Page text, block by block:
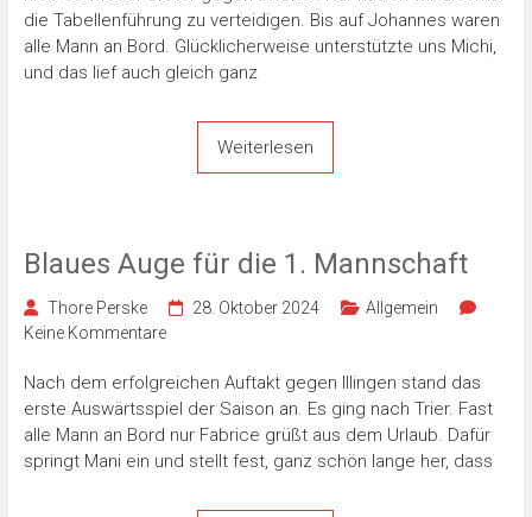
die Tabellenführung zu verteidigen. Bis auf Johannes waren
alle Mann an Bord. Glücklicherweise unterstützte uns Michi,
und das lief auch gleich ganz
Weiterlesen
Blaues Auge für die 1. Mannschaft
Thore Perske 28. Oktober 2024
Allgemein
Keine Kommentare
Nach dem erfolgreichen Auftakt gegen Illingen stand das
erste Auswärtsspiel der Saison an. Es ging nach Trier. Fast
alle Mann an Bord nur Fabrice grüßt aus dem Urlaub. Dafür
springt Mani ein und stellt fest, ganz schön lange her, dass